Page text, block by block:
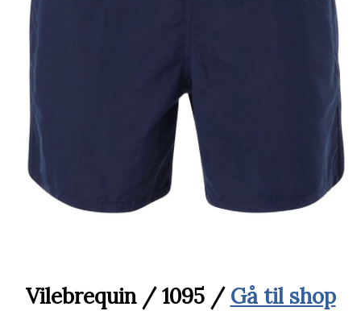
Vilebrequin / 1095 / Gå til shop